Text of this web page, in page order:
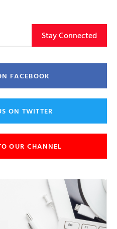
Stay Connected
FACEBOOK
ON TWITTER
OUR CHANNEL